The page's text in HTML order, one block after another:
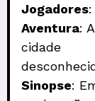
Jogadores
Aventura: A
cidade
Sinopse: